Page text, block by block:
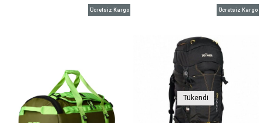
Ücretsiz Kargo
Tükendi
Ücretsiz Kargo